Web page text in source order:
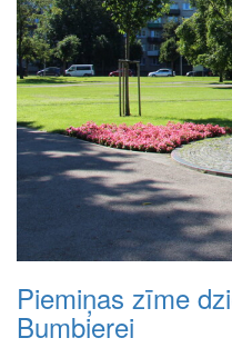
Piemiņas zīme
Bumbierei